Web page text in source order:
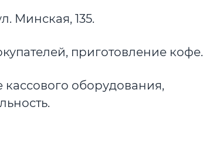
Минская, 135.
приготовление кофе.
оборудования,